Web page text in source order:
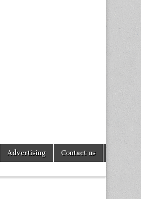
Advertising Contact us